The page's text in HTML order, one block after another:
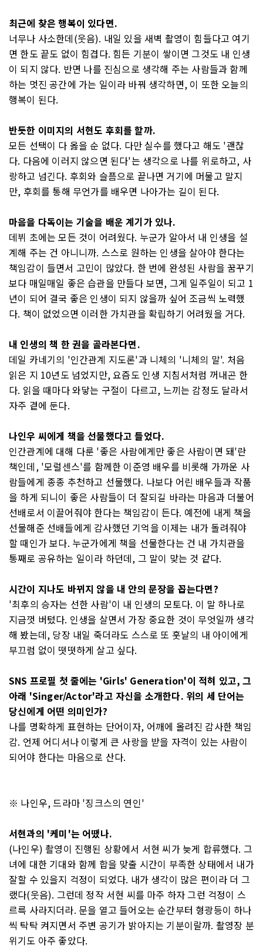
최근에 찾은 행복이 있다면.
너무나 사소한데(웃음). 내일 있을 새벽 촬영이 힘들다고 여기
면 한도 끝도 없이 힘겹다. 힘든 기분이 쌓이면 그것도 내 인생
이 되지 않다. 반면 나를 진심으로 생각해 주는 사람들과 함께
하는 멋진 공간에 가는 일이라 바꿔 생각하면, 이 또한 오늘의
행복이 된다.
반듯한 이미지의 서현도 후회를 할까.
모든 선택이 다 옳을 순 없다. 다만 실수를 했다고 해도 '괜찮
다. 다음에 이러지 않으면 된다'는 생각으로 나를 위로하고, 사
랑하고 넘긴다. 후회와 슬픔으로 끝나면 거기에 머물고 말지
만, 후회를 통해 무언가를 배우면 나아가는 길이 된다.
마음을 다독이는 기술을 배운 계기가 있나.
데뷔 초에는 모든 것이 어려웠다. 누군가 알아서 내 인생을 설
계해 주는 건 아니니까. 스스로 원하는 인생을 살아야 한다는
책임감이 들면서 고민이 많았다. 한 번에 완성된 사람을 꿈꾸기
보다 매일매일 좋은 습관을 만들다 보면, 그게 일주일이 되고 1
년이 되어 결국 좋은 인생이 되지 않을까 싶어 조금씩 노력했
다. 책이 없었으면 이러한 가치관을 확립하기 어려웠을 거다.
내 인생의 책 한 권을 골라본다면.
데일 카네기의 '인간관계 지도론'과 니체의 '니체의 말'. 처음
읽은 지 10년도 넘었지만, 요즘도 인생 지침서처럼 꺼내곤 한
다. 읽을 때마다 와닿는 구절이 다르고, 느끼는 감정도 달라서
자주 곁에 둔다.
나인우 씨에게 책을 선물했다고 들었다.
인간관계에 대해 다룬 '좋은 사람에게만 좋은 사람이면 돼'란
책인데, '모럴센스'를 함께한 이준영 배우를 비롯해 가까운 사
람들에게 종종 추천하고 선물했다. 나보다 어린 배우들과 작품
을 하게 되니이 좋은 사람들이 더 잘되길 바라는 마음과 더불어
선배로서 이끌어줘야 한다는 책임감이 든다. 예전에 내게 책을
선물해준 선배들에게 감사했던 기억을 이제는 내가 돌려줘야
할 때인가 보다. 누군가에게 책을 선물한다는 건 내 가치관을
통째로 공유하는 일이라 하던데, 그 말이 맞는 것 같다.
시간이 지나도 바뀌지 않을 내 안의 문장을 꼽는다면?
'최후의 승자는 선한 사람'이 내 인생의 모토다. 이 말 하나로
지금껏 버텼다. 인생을 살면서 가장 중요한 것이 무엇일까 생각
해 봤는데, 당장 내일 죽더라도 스스로 또 훗날의 내 아이에게
부끄럼 없이 떳떳하게 살고 싶다.
SNS 프로필 첫 줄에는 'Girls' Generation'이 적혀 있고, 그
아래 'Singer/Actor'라고 자신을 소개한다. 위의 세 단어는
당신에게 어떤 의미인가?
나를 명확하게 표현하는 단어이자, 어깨에 올려진 감사한 책임
감. 언제 어디서나 이렇게 큰 사랑을 받을 자격이 있는 사람이
되어야 한다는 마음으로 산다.
※ 나인우, 드라마 '징크스의 연인'
서현과의 '케미'는 어땠나.
(나인우) 촬영이 진행된 상황에서 서현 씨가 늦게 합류했다. 그
녀에 대한 기대와 함께 합을 맞출 시간이 부족한 상태에서 내가
잘할 수 있을지 걱정이 되었다. 내가 생각이 많은 편이라 더 그
랬다(웃음). 그런데 정작 서현 씨를 마주 하자 그런 걱정이 스
르륵 사라지더라. 문을 열고 들어오는 순간부터 형광등이 하나
씩 탁탁 켜지면서 주변 공기가 밝아지는 기분이랄까. 촬영장 분
위기도 아주 좋았다.